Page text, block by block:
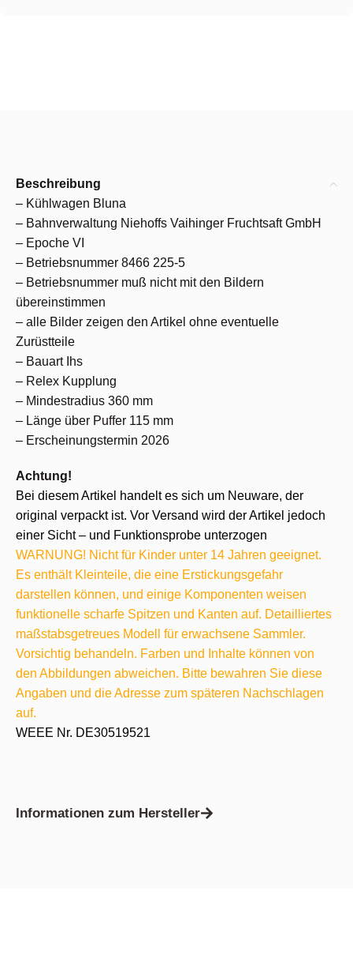
Beschreibung
– Kühlwagen Bluna
– Bahnverwaltung Niehoffs Vaihinger Fruchtsaft GmbH
– Epoche VI
– Betriebsnummer 8466 225-5
– Betriebsnummer muß nicht mit den Bildern
übereinstimmen
– alle Bilder zeigen den Artikel ohne eventuelle
Zurüstteile
– Bauart Ihs
– Relex Kupplung
– Mindestradius 360 mm
– Länge über Puffer 115 mm
– Erscheinungstermin 2026
Achtung!
Bei diesem Artikel handelt es sich um Neuware, der
original verpackt ist. Vor Versand wird der Artikel jedoch
einer Sicht – und Funktionsprobe unterzogen
WARNUNG! Nicht für Kinder unter 14 Jahren geeignet.
Es enthält Kleinteile, die eine Erstickungsgefahr
darstellen können, und einige Komponenten weisen
funktionelle scharfe Spitzen und Kanten auf. Detailliertes
maßstabsgetreues Modell für erwachsene Sammler.
Vorsichtig behandeln. Farben und Inhalte können von
den Abbildungen abweichen. Bitte bewahren Sie diese
Angaben und die Adresse zum späteren Nachschlagen
auf.
WEEE Nr. DE30519521
Informationen zum Hersteller